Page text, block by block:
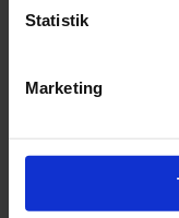
Statistik
Marketing